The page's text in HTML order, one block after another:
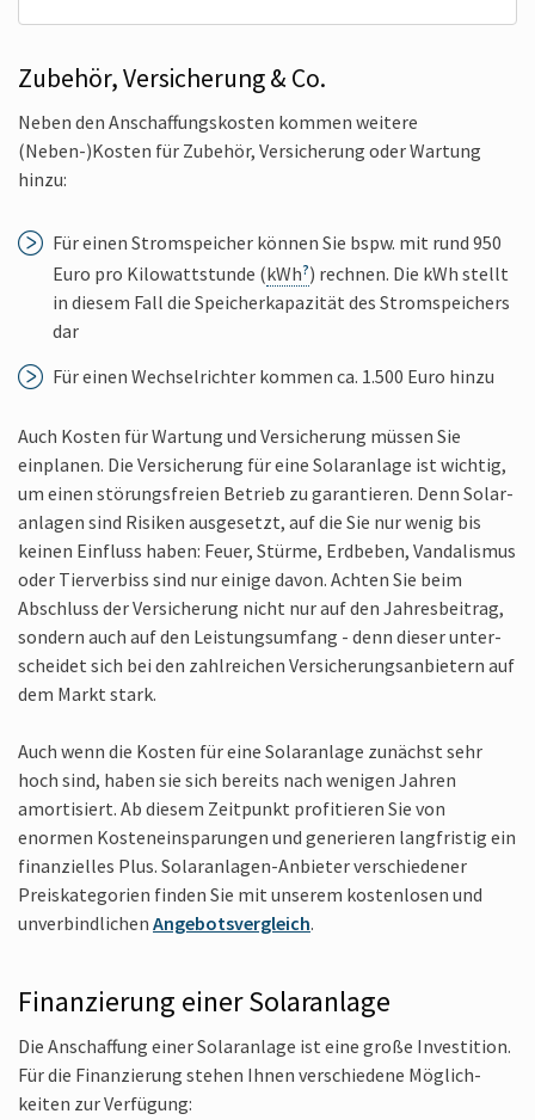
Zubehör, Versicherung & Co.
Neben den Anschaffungs­kosten kommen weitere
(Neben-)Kosten für Zubehör, Ver­sicherung oder Wartung
hinzu:
Für einen Strom­speicher können Sie bspw. mit rund 950
Euro pro Kilo­wattstunde (kWh ) rechnen. Die kWh stellt
in diesem Fall die Speicher­kapazität des Strom­speichers
dar
Für einen Wechsel­richter kommen ca. 1.500 Euro hinzu
Auch Kosten für Wartung und Ver­sicherung müssen Sie
einplanen. Die Ver­sicherung für eine Solar­anlage ist wichtig,
um einen störungs­freien Betrieb zu garantieren. Denn Solar­
anlagen sind Risiken aus­gesetzt, auf die Sie nur wenig bis
keinen Einfluss haben: Feuer, Stürme, Erdbeben, Vandalismus
oder Tier­verbiss sind nur einige davon. Achten Sie beim
Abschluss der Ver­sicherung nicht nur auf den Jahres­beitrag,
sondern auch auf den Leistungs­umfang - denn dieser unter­
scheidet sich bei den zahl­reichen Versicherungs­anbietern auf
dem Markt stark.
Auch wenn die Kosten für eine Solar­anlage zunächst sehr
hoch sind, haben sie sich bereits nach wenigen Jahren
amortisiert. Ab diesem Zeit­punkt profitieren Sie von
enormen Kosten­einsparungen und generieren lang­fristig ein
finanzielles Plus. Solar­anlagen-Anbieter ver­schiedener
Preis­kategorien finden Sie mit unserem kosten­losen und
unverbind­lichen Angebots­vergleich.
Finanzierung einer Solar­anlage
Die An­schaffung einer Solar­anlage ist eine große In­vestition.
Für die Finanzierung stehen Ihnen ver­schiedene Möglich­
keiten zur Ver­fügung: